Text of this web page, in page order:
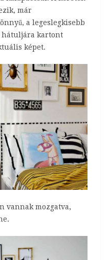
már
a legeslegkisebb
hátuljára kartont
képet.
vannak mozgatva,